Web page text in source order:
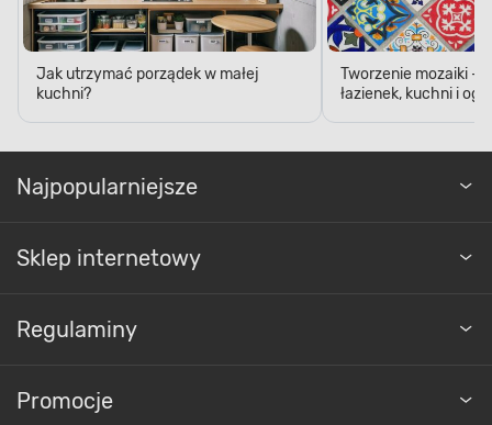
Jak utrzymać porządek w małej
kuchni?
Tworzenie mozaiki -
łazienek, kuchni i
Najpopularniejsze
Sklep internetowy
Regulaminy
Promocje